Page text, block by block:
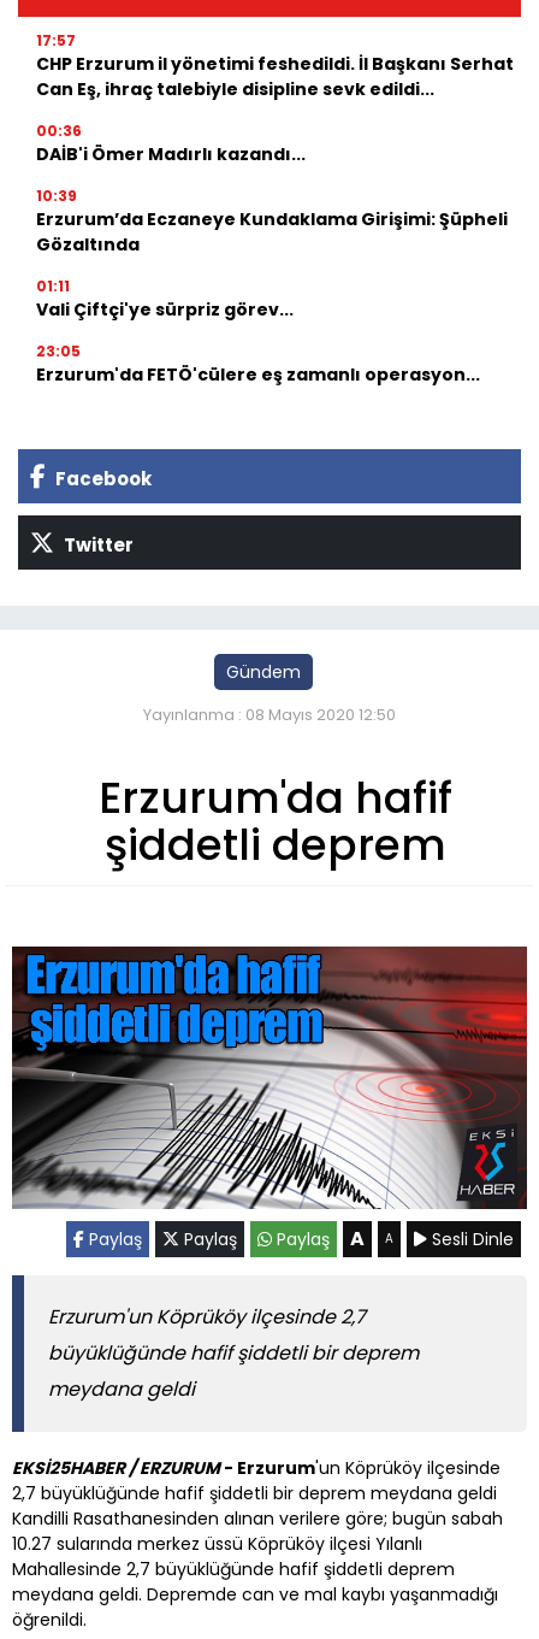
17:57
CHP Erzurum il yönetimi feshedildi. İl Başkanı Serhat
Can Eş, ihraç talebiyle disipline sevk edildi...
00:36
DAİB'i Ömer Madırlı kazandı...
10:39
Erzurum’da Eczaneye Kundaklama Girişimi: Şüpheli
Gözaltında
01:11
Vali Çiftçi'ye sürpriz görev...
23:05
Erzurum'da FETÖ'cülere eş zamanlı operasyon...
Facebook
Twitter
Gündem
Yayınlanma : 08 Mayıs 2020 12:50
Erzurum'da hafif
şiddetli deprem
Paylaş Paylaş Paylaş A A Sesli Dinle
Erzurum'un Köprüköy ilçesinde 2,7
büyüklüğünde hafif şiddetli bir deprem
meydana geldi
EKSİ25HABER / ERZURUM- Erzurum'un Köprüköy ilçesinde
2,7 büyüklüğünde hafif şiddetli bir deprem meydana geldi
Kandilli Rasathanesinden alınan verilere göre; bugün sabah
10.27 sularında merkez üssü Köprüköy ilçesi Yılanlı
Mahallesinde 2,7 büyüklüğünde hafif şiddetli deprem
meydana geldi. Depremde can ve mal kaybı yaşanmadığı
öğrenildi.